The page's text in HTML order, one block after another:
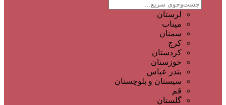
لرستان
میناب
سمنان
کرج
کردستان
خوزستان
بندر عباس
سیستان و بلوچستان
قم
گلستان